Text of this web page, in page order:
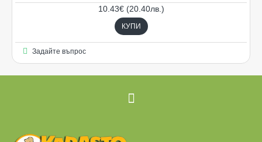
10.43€ (20.40лв.)
КУПИ
Задайте въпрос